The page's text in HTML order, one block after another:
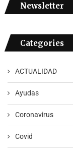
Newsletter
Categories
ACTUALIDAD
Ayudas
Coronavirus
Covid